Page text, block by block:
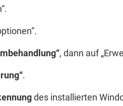
, dann auf
.
des installierten